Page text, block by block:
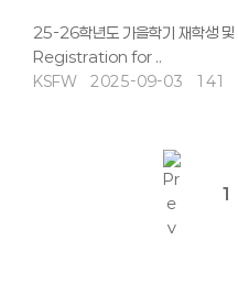
25-26학년도 가을학기 재학생 및
Registration for ..
KSFW 2025-09-03 141
1